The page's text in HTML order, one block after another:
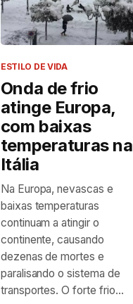
ESTILO DE VIDA
Onda de frio
atinge Europa,
com baixas
temperaturas na
Itália
Na Europa, nevascas e
baixas temperaturas
continuam a atingir o
continente, causando
dezenas de mortes e
paralisando o sistema de
transportes. O forte frio...